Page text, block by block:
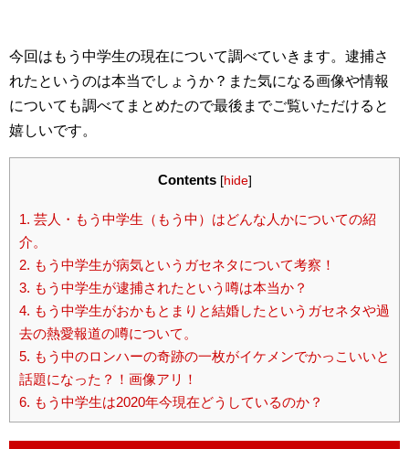
今回はもう中学生の現在について調べていきます。逮捕さ
れたというのは本当でしょうか？また気になる画像や情報
についても調べてまとめたので最後までご覧いただけると
嬉しいです。
Contents [hide]
1. 芸人・もう中学生（もう中）はどんな人かについての紹
介。
2. もう中学生が病気というガセネタについて考察！
3. もう中学生が逮捕されたという噂は本当か？
4. もう中学生がおかもとまりと結婚したというガセネタや過
去の熱愛報道の噂について。
5. もう中のロンハーの奇跡の一枚がイケメンでかっこいいと
話題になった？！画像アリ！
6. もう中学生は2020年今現在どうしているのか？